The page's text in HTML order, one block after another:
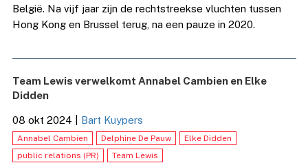
België. Na vijf jaar zijn de rechtstreekse vluchten tussen
Hong Kong en Brussel terug, na een pauze in 2020.
Team Lewis verwelkomt Annabel Cambien en Elke
Didden
08 okt 2024 Bart Kuypers
Annabel Cambien Delphine De Pauw
Elke Didden
public relations (PR)
Team Lewis